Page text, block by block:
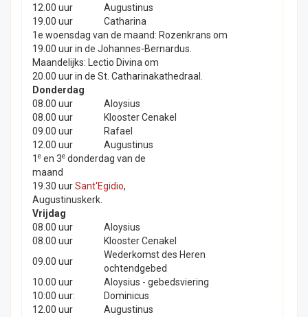
12.00 uur
Augustinus
19.00 uur
Catharina
1e woensdag van de maand: Rozenkrans om
19.00 uur in de Johannes-Bernardus.
Maandelijks: Lectio Divina om
20.00 uur in de St. Catharinakathedraal.
Donderdag
08.00 uur
Aloysius
08.00 uur
Klooster Cenakel
09.00 uur
Rafael
12.00 uur
Augustinus
1 e en 3e donderdag van de
maand
19.30 uurSant'Egidio,
Augustinuskerk.
Vrijdag
08.00 uur
Aloysius
08.00 uur
Klooster Cenakel
09.00 uur
Wederkomst des Heren
ochtendgebed
10.00 uur
Aloysius - gebedsviering
10:00 uur:
Dominicus
12.00 uur
Augustinus